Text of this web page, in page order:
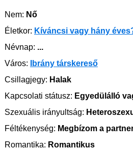
Nem: Nő
Életkor: Kíváncsi vagy hány
Névnap: ...
Város:
Ibrány társkereső
Csillagjegy: Halak
Kapcsolati státusz: Egyedülálló
Szexuális irányultság:
Féltékenység: Megbízom a
Romantika: Romantikus